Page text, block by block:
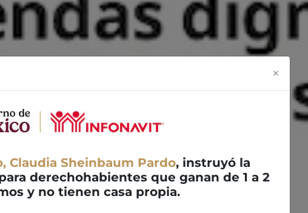
×
Claudia Sheinbaum Pardo, instruyó la
derechohabientes que ganan de 1 a 2
y no tienen casa propia.